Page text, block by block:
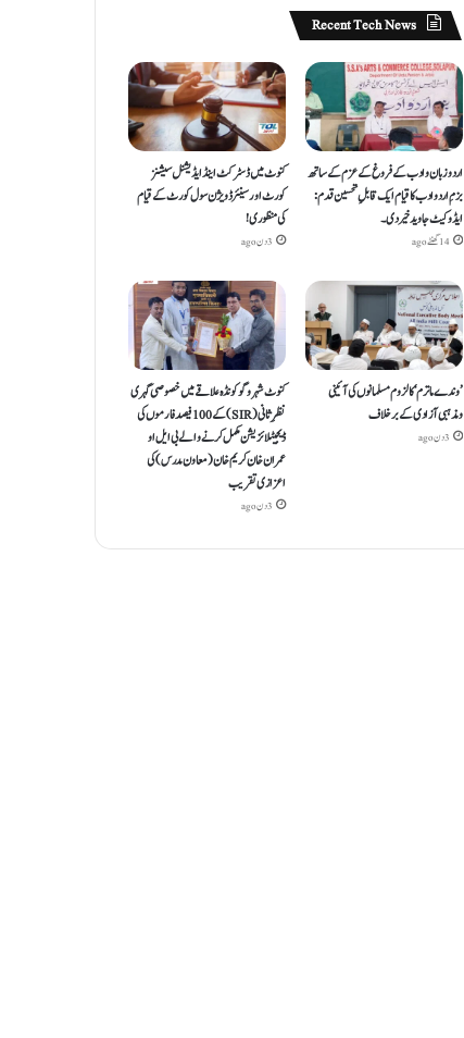
Recent Tech News
اردو زبان و ادب کے فروغ کے عزم کے ساتھ
بزمِ اردو ادب کا قیام ایک قابلِ تحسین قدم :
ایڈوکیٹ جاوید خیردی۔
14 گھنٹے ago
کنوٹ میں ڈسٹرکٹ اینڈ ایڈیشنل سیشنز
کورٹ اور سینئر ڈویژن سول کورٹ کے قیام
کی منظوری!
3 دن ago
’وندے ماترم‘ کا لزوم مسلمانوں کی آئینی
ومذہبی آزادی کے برخلاف
3 دن ago
کنوٹ شہر و گوکونڈہ علاقے میں خصوصی گہری
نظرِ ثانی (SIR) کے 100 فیصد فارموں کی
ڈیجیٹلائزیشن مکمل کرنے والے بی ایل او
عمران خان کریم خان (معاون مدرس) کی
اعزازی تقریب
3 دن ago